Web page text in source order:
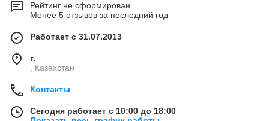
Рейтинг не сформирован
Менее 5 отзывов за последний год
Работает с 31.07.2013
г.
, Казахстан
Контакты
Сегодня работает с 10:00 до 18:00